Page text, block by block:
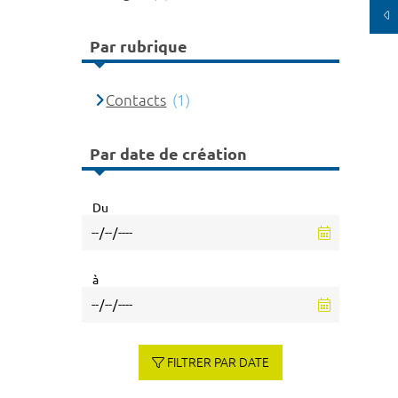
Par rubrique
Contacts (1)
Par date de création
Du
à
FILTRER PAR DATE